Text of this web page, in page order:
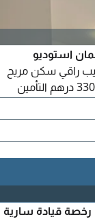
استوديو
راقي سكن مريح
بموقع حيوي وقريب من جميع الخدمات الإيجار 3300 درهم التأمين
رخصة قيادة سارية